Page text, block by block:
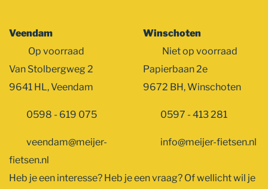
Veendam
Op voorraad
Van Stolbergweg 2
9641 HL, Veendam
0598 - 619 075
veendam@meijer-
fietsen.nl
Winschoten
Niet op voorraad
Papierbaan 2e
9672 BH, Winschoten
0597 - 413 281
info@meijer-fietsen.nl
Heb je een interesse? Heb je een vraag? Of wellicht wil je